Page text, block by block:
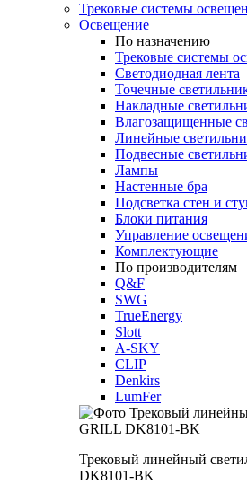
Трековые системы
Освещение
По назначению
Трековые системы
Светодиодная лента
Точечные
Накладные
Влагозащищенные
Линейные
Подвесные
Лампы
Настенные бра
Подсветка стен и
Блоки питания
Управление
Комплектующие
По производителям
Q&F
SWG
TrueEnergy
Slott
A-SKY
CLIP
Denkirs
LumFer
Трековый линейный
DK8101-BK